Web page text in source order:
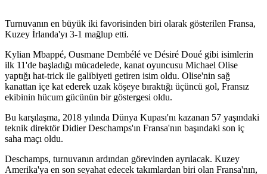
Turnuvanın en büyük iki favorisinden biri olarak gösterilen Fransa,
Kuzey İrlanda'yı 3-1 mağlup etti.
Kylian Mbappé, Ousmane Dembélé ve Désiré Doué gibi isimlerin
ilk 11'de başladığı mücadelede, kanat oyuncusu Michael Olise
yaptığı hat-trick ile galibiyeti getiren isim oldu. Olise'nin sağ
kanattan içe kat ederek uzak köşeye bıraktığı üçüncü gol, Fransız
ekibinin hücum gücünün bir göstergesi oldu.
Bu karşılaşma, 2018 yılında Dünya Kupası'nı kazanan 57 yaşındaki
teknik direktör Didier Deschamps'ın Fransa'nın başındaki son iç
saha maçı oldu.
Deschamps, turnuvanın ardından görevinden ayrılacak. Kuzey
Amerika'ya en son seyahat edecek takımlardan biri olan Fransa'nın,